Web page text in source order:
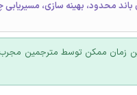
محدود، بهینه سازی، مسیریابی
زمان ممکن توسط مترجمین